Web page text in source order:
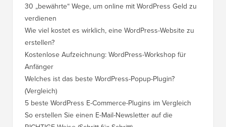
30 „bewährte“ Wege, um online mit WordPress Geld zu
verdienen
Wie viel kostet es wirklich, eine WordPress-Website zu
erstellen?
Kostenlose Aufzeichnung: WordPress-Workshop für
Anfänger
Welches ist das beste WordPress-Popup-Plugin?
(Vergleich)